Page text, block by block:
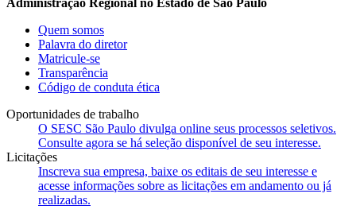
Administração Regional no Estado de São Paulo
Quem somos
Palavra do diretor
Matricule-se
Transparência
Código de conduta ética
Oportunidades de trabalho
O SESC São Paulo divulga online seus processos seletivos.
Consulte agora se há seleção disponível de seu interesse.
Licitações
Inscreva sua empresa, baixe os editais de seu interesse e
acesse informações sobre as licitações em andamento ou já
realizadas.